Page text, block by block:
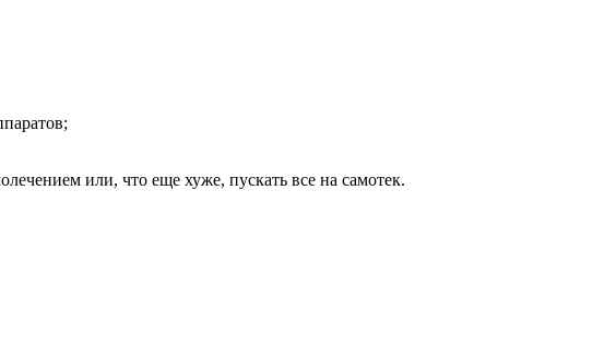
или, что еще хуже, пускать все на самотек.